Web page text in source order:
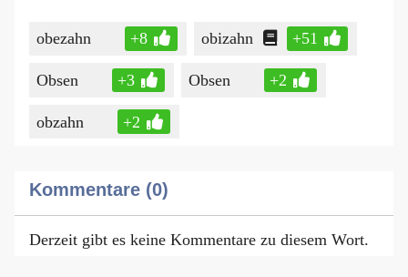
obezahn +8 obizahn +51
Obsen +3 Obsen +2
obzahn +2
Kommentare (0)
Derzeit gibt es keine Kommentare zu diesem Wort.